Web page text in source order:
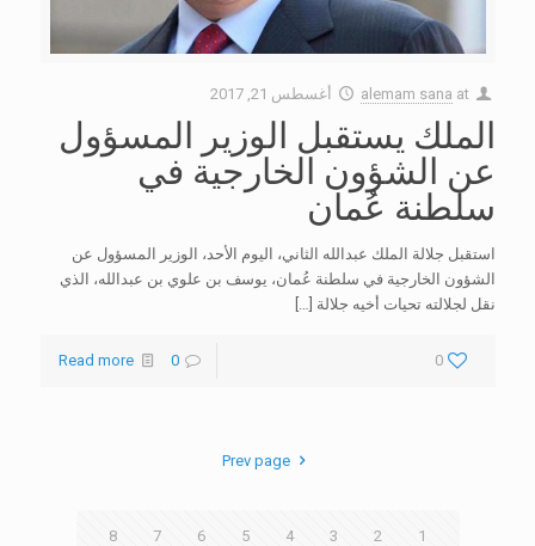
alemam sana at أغسطس 21, 2017
الملك يستقبل الوزير المسؤول
عن الشؤون الخارجية في
سلطنة عُمان
استقبل جلالة الملك عبدالله الثاني، اليوم الأحد، الوزير المسؤول عن
الشؤون الخارجية في سلطنة عُمان، يوسف بن علوي بن عبدالله، الذي
نقل لجلالته تحيات أخيه جلالة […]
0
0
Read more
Prev page
1
2
3
4
5
6
7
8